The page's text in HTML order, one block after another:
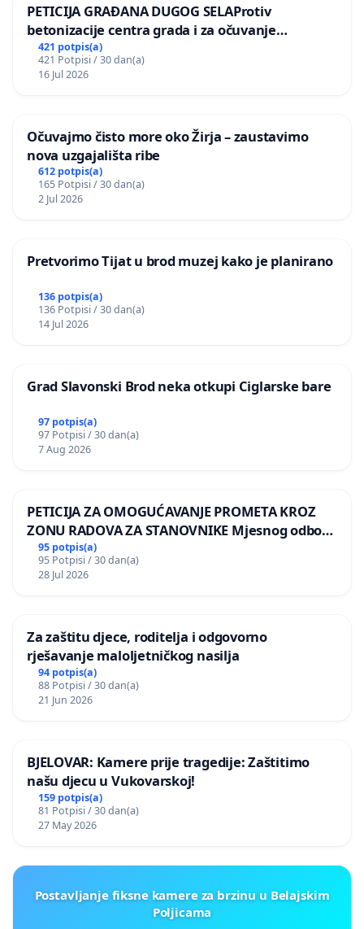
PETICIJA GRAĐANA DUGOG SELAProtiv
betonizacije centra grada i za očuvanje
postojećih zelenih površina i odraslih stabala pri
donošenju izmjena urbanističkog plana
421 potpis(a)
421 Potpisi / 30 dan(a)
16 Jul 2026
Očuvajmo čisto more oko Žirja – zaustavimo
nova uzgajališta ribe
612 potpis(a)
165 Potpisi / 30 dan(a)
2 Jul 2026
Pretvorimo Tijat u brod muzej kako je planirano
136 potpis(a)
136 Potpisi / 30 dan(a)
14 Jul 2026
Grad Slavonski Brod neka otkupi Ciglarske bare
97 potpis(a)
97 Potpisi / 30 dan(a)
7 Aug 2026
PETICIJA ZA OMOGUĆAVANJE PROMETA KROZ
ZONU RADOVA ZA STANOVNIKE Mjesnog odbora
Kamensko i Lemić Brdo
95 potpis(a)
95 Potpisi / 30 dan(a)
28 Jul 2026
Za zaštitu djece, roditelja i odgovorno
rješavanje maloljetničkog nasilja
94 potpis(a)
88 Potpisi / 30 dan(a)
21 Jun 2026
BJELOVAR: Kamere prije tragedije: Zaštitimo
našu djecu u Vukovarskoj!
159 potpis(a)
81 Potpisi / 30 dan(a)
27 May 2026
Postavljanje fiksne kamere za brzinu u Belajskim
Poljicama